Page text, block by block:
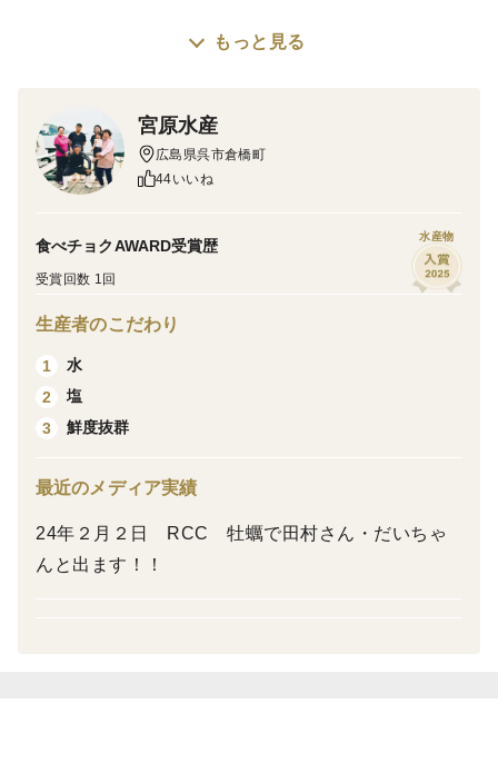
おつまみやおやつに新感覚をお楽しみ下さい。
広島県最南端の倉橋島の沖合いは、波静かな瀬戸内海に
あります。
かたくちいわしは、ちりめん、かえり、いりこと名前を
変えて成長する出世魚です。
船から直接加工場に運ばれオートメーション化された機
械で一気に湯がきあげます。船が到着してから湯がきあ
げるまでほんの数分の作業です。
もっと見る
宮原水産
広島県呉市倉橋町
44いいね
食べチョクAWARD受賞歴
受賞回数 1回
水産物
生産者のこだわり
1
水
2
塩
3
鮮度抜群
最近のメディア実績
24年２月２日 RCC 牡蠣で田村さん・だいちゃ
んと出ます！！